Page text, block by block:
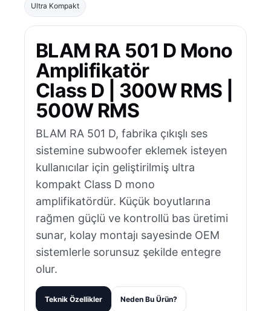
Ultra Kompakt
BLAM RA 501 D Mono
Amplifikatör
Class D | 300W RMS |
500W RMS
BLAM RA 501 D, fabrika çıkışlı ses
sistemine subwoofer eklemek isteyen
kullanıcılar için geliştirilmiş ultra
kompakt Class D mono
amplifikatördür. Küçük boyutlarına
rağmen güçlü ve kontrollü bas üretimi
sunar, kolay montajı sayesinde OEM
sistemlerle sorunsuz şekilde entegre
olur.
Teknik Özellikler Neden Bu Ürün?